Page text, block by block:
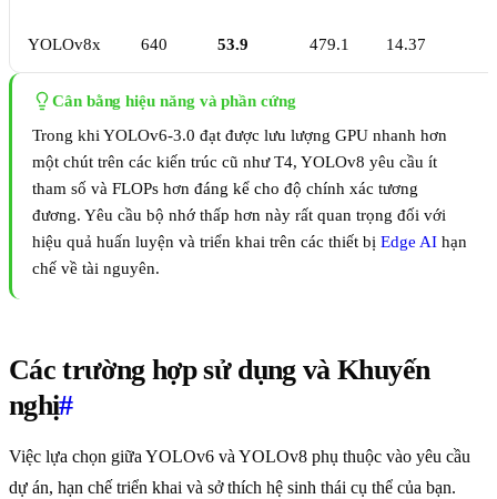
YOLOv8x 640 53.9 479.1 14.37
Cân bằng hiệu năng và phần cứng
Trong khi YOLOv6-3.0 đạt được lưu lượng GPU nhanh hơn
một chút trên các kiến trúc cũ như T4, YOLOv8 yêu cầu ít
tham số và FLOPs hơn đáng kể cho độ chính xác tương
đương. Yêu cầu bộ nhớ thấp hơn này rất quan trọng đối với
hiệu quả huấn luyện và triển khai trên các thiết bị Edge AI hạn
chế về tài nguyên.
Các trường hợp sử dụng và Khuyến
nghị#
Việc lựa chọn giữa YOLOv6 và YOLOv8 phụ thuộc vào yêu cầu
dự án, hạn chế triển khai và sở thích hệ sinh thái cụ thể của bạn.